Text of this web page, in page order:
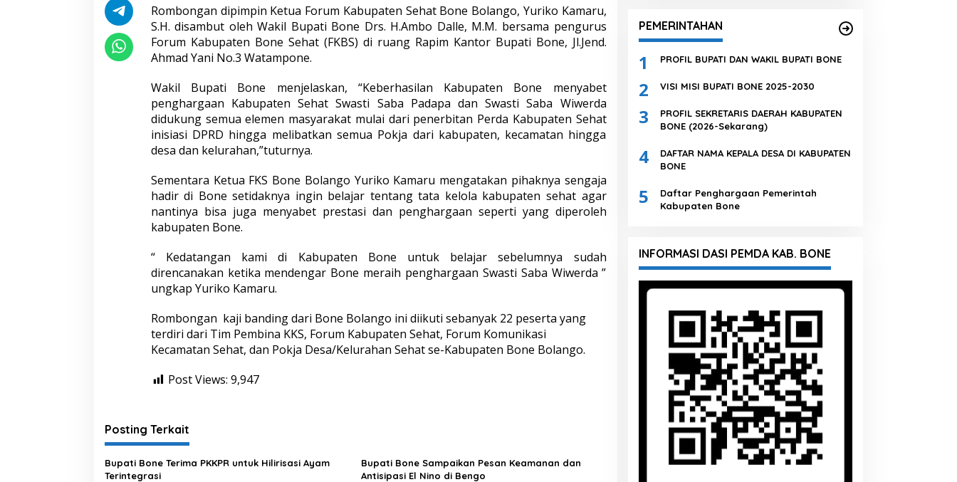
r
a
t
a
e
o
l
a
K
u
p
a
t
n
S
e
h
t
d
i
K
b
t
e
B
Rombongan dipimpin Ketua Forum Kabupaten Sehat Bone Bolango, Yuriko Kamaru,
S.H. disambut oleh Wakil Bupati Bone Drs. H.Ambo Dalle, M.M. bersama pengurus
Forum Kabupaten Bone Sehat (FKBS) di ruang Rapim Kantor Bupati Bone, Jl.Jend.
Ahmad Yani No.3 Watampone.
Wakil Bupati Bone menjelaskan, “Keberhasilan Kabupaten Bone menyabet
penghargaan Kabupaten Sehat Swasti Saba Padapa dan Swasti Saba Wiwerda
didukung semua elemen masyarakat mulai dari penerbitan Perda Kabupaten Sehat
inisiasi DPRD hingga melibatkan semua Pokja dari kabupaten, kecamatan hingga
desa dan kelurahan,”tuturnya.
Sementara Ketua FKS Bone Bolango Yuriko Kamaru mengatakan pihaknya sengaja
hadir di Bone setidaknya ingin belajar tentang tata kelola kabupaten sehat agar
nantinya bisa juga menyabet prestasi dan penghargaan seperti yang diperoleh
kabupaten Bone.
“ Kedatangan kami di Kabupaten Bone untuk belajar sebelumnya sudah
direncanakan ketika mendengar Bone meraih penghargaan Swasti Saba Wiwerda ”
ungkap Yuriko Kamaru.
Rombongan kaji banding dari Bone Bolango ini diikuti sebanyak 22 peserta yang
terdiri dari Tim Pembina KKS, Forum Kabupaten Sehat, Forum Komunikasi
Kecamatan Sehat, dan Pokja Desa/Kelurahan Sehat se-Kabupaten Bone Bolango.
Post Views: 9,947
Posting Terkait
Bupati Bone Terima PKKPR untuk Hilirisasi Ayam
Terintegrasi
Bupati Bone Sampaikan Pesan Keamanan dan
Antisipasi El Nino di Bengo
PEMERINTAHAN
1 PROFIL BUPATI DAN WAKIL BUPATI BONE
2 VISI MISI BUPATI BONE 2025-2030
3
PROFIL SEKRETARIS DAERAH KABUPATEN
BONE (2026-Sekarang)
4
DAFTAR NAMA KEPALA DESA DI KABUPATEN
BONE
5
Daftar Penghargaan Pemerintah
Kabupaten Bone
INFORMASI DASI PEMDA KAB. BONE